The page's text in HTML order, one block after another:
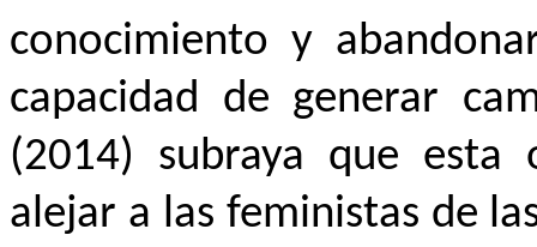
conocimiento y
capacidad de generar
(2014) subraya que esta
alejar a las feministas de